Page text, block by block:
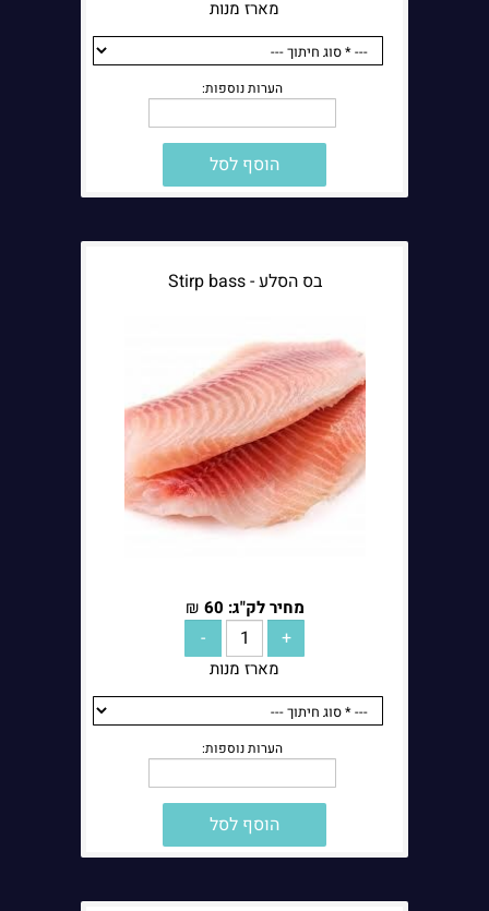
להגשה. לקראת שבת או חג, הבחירה צריכה להיות מחושבת יותר מבחינת
מספר הסועדים, אופי הארוחה והצורך במוצרים משלימים שיחסכו זמן
לפני שמוסיפים מוצר להזמנה, כדאי לבדוק לא רק את סוג הדג אלא גם
מדויקת יותר ולמנוע קנייה שלא תתאים בסוף למנה שתכננתם.
המוצר הראשון שרואים. לפעמים עדיף לבחור דג שמתאים יותר לסגנון
הבישול, להוסיף מוצר משלים נכון או לשלב בין כמה מוצרים קטנים
במקום מוצר אחד גדול. כך ההזמנה הופכת שימושית יותר בבית ולא
נשארת רק קנייה כללית של מוצרים.
חנות דגים בבית שמש עם אחריות על
כחנות דגים בבית שמש ומאפשרת לבצע הזמנה אונליין בצורה נוחה, אך
עדיין ליהנות מגישה של חנות מקומית שמכירה את עולם הדגים ואת אופי
במוצר רגיש כמו דגים, אמון הוא חלק מרכזי מהבחירה. הלקוח רוצה לדעת
שהמוצרים באתר מוצגים בצורה ברורה, שההזמנה תטופל בצורה מסודרת
ושהוא יקבל מוצרים שמתאימים למה שבחר. לכן הערך של האתר אינו
מסתכם רק במבחר, אלא גם בתחושת הביטחון שהוא נותן לאורך תהליך
הזמנה טובה היא הזמנה שמתאימה לארוחה
דגים, ארוחת שבת, שולחן אירוח או קנייה שבועית, צריך לבחור מוצרים
מארז מנות
הערות נוספות:
הוסף לסל
בס הסלע - Stirp bass
מחיר לק"ג: 60
₪
מארז מנות
הוסף לסל